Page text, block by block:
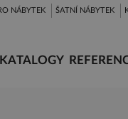
NÁBYTEK ŠATNÍ NÁBYTEK
KATALOGY